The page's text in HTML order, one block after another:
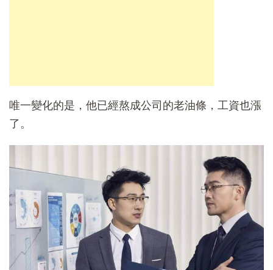
唯一變化的是，他已經熬成公司的老油條，工資也漲
了。